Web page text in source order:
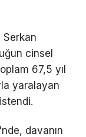
Serkan
cinsel
67,5 yıl
yaralayan
davanın